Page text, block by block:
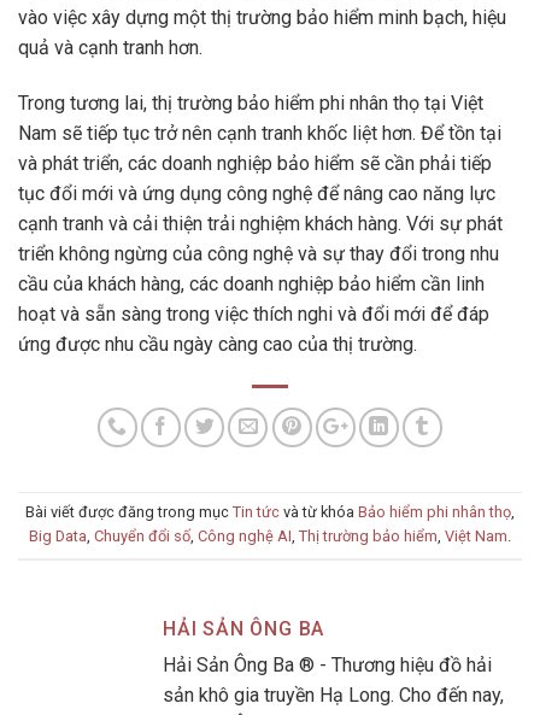
vào việc xây dựng một thị trường bảo hiểm minh bạch, hiệu
quả và cạnh tranh hơn.
Trong tương lai, thị trường bảo hiểm phi nhân thọ tại Việt
Nam sẽ tiếp tục trở nên cạnh tranh khốc liệt hơn. Để tồn tại
và phát triển, các doanh nghiệp bảo hiểm sẽ cần phải tiếp
tục đổi mới và ứng dụng công nghệ để nâng cao năng lực
cạnh tranh và cải thiện trải nghiệm khách hàng. Với sự phát
triển không ngừng của công nghệ và sự thay đổi trong nhu
cầu của khách hàng, các doanh nghiệp bảo hiểm cần linh
hoạt và sẵn sàng trong việc thích nghi và đổi mới để đáp
ứng được nhu cầu ngày càng cao của thị trường.
Bài viết được đăng trong mục Tin tức và từ khóa Bảo hiểm phi nhân thọ,
Big Data, Chuyển đổi số, Công nghệ AI, Thị trường bảo hiểm, Việt Nam.
HẢI SẢN ÔNG BA
Hải Sản Ông Ba ® - Thương hiệu đồ hải
sản khô gia truyền Hạ Long. Cho đến nay,